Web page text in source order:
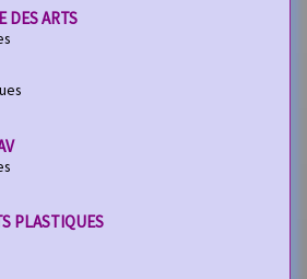
DES ARTS
PLASTIQUES